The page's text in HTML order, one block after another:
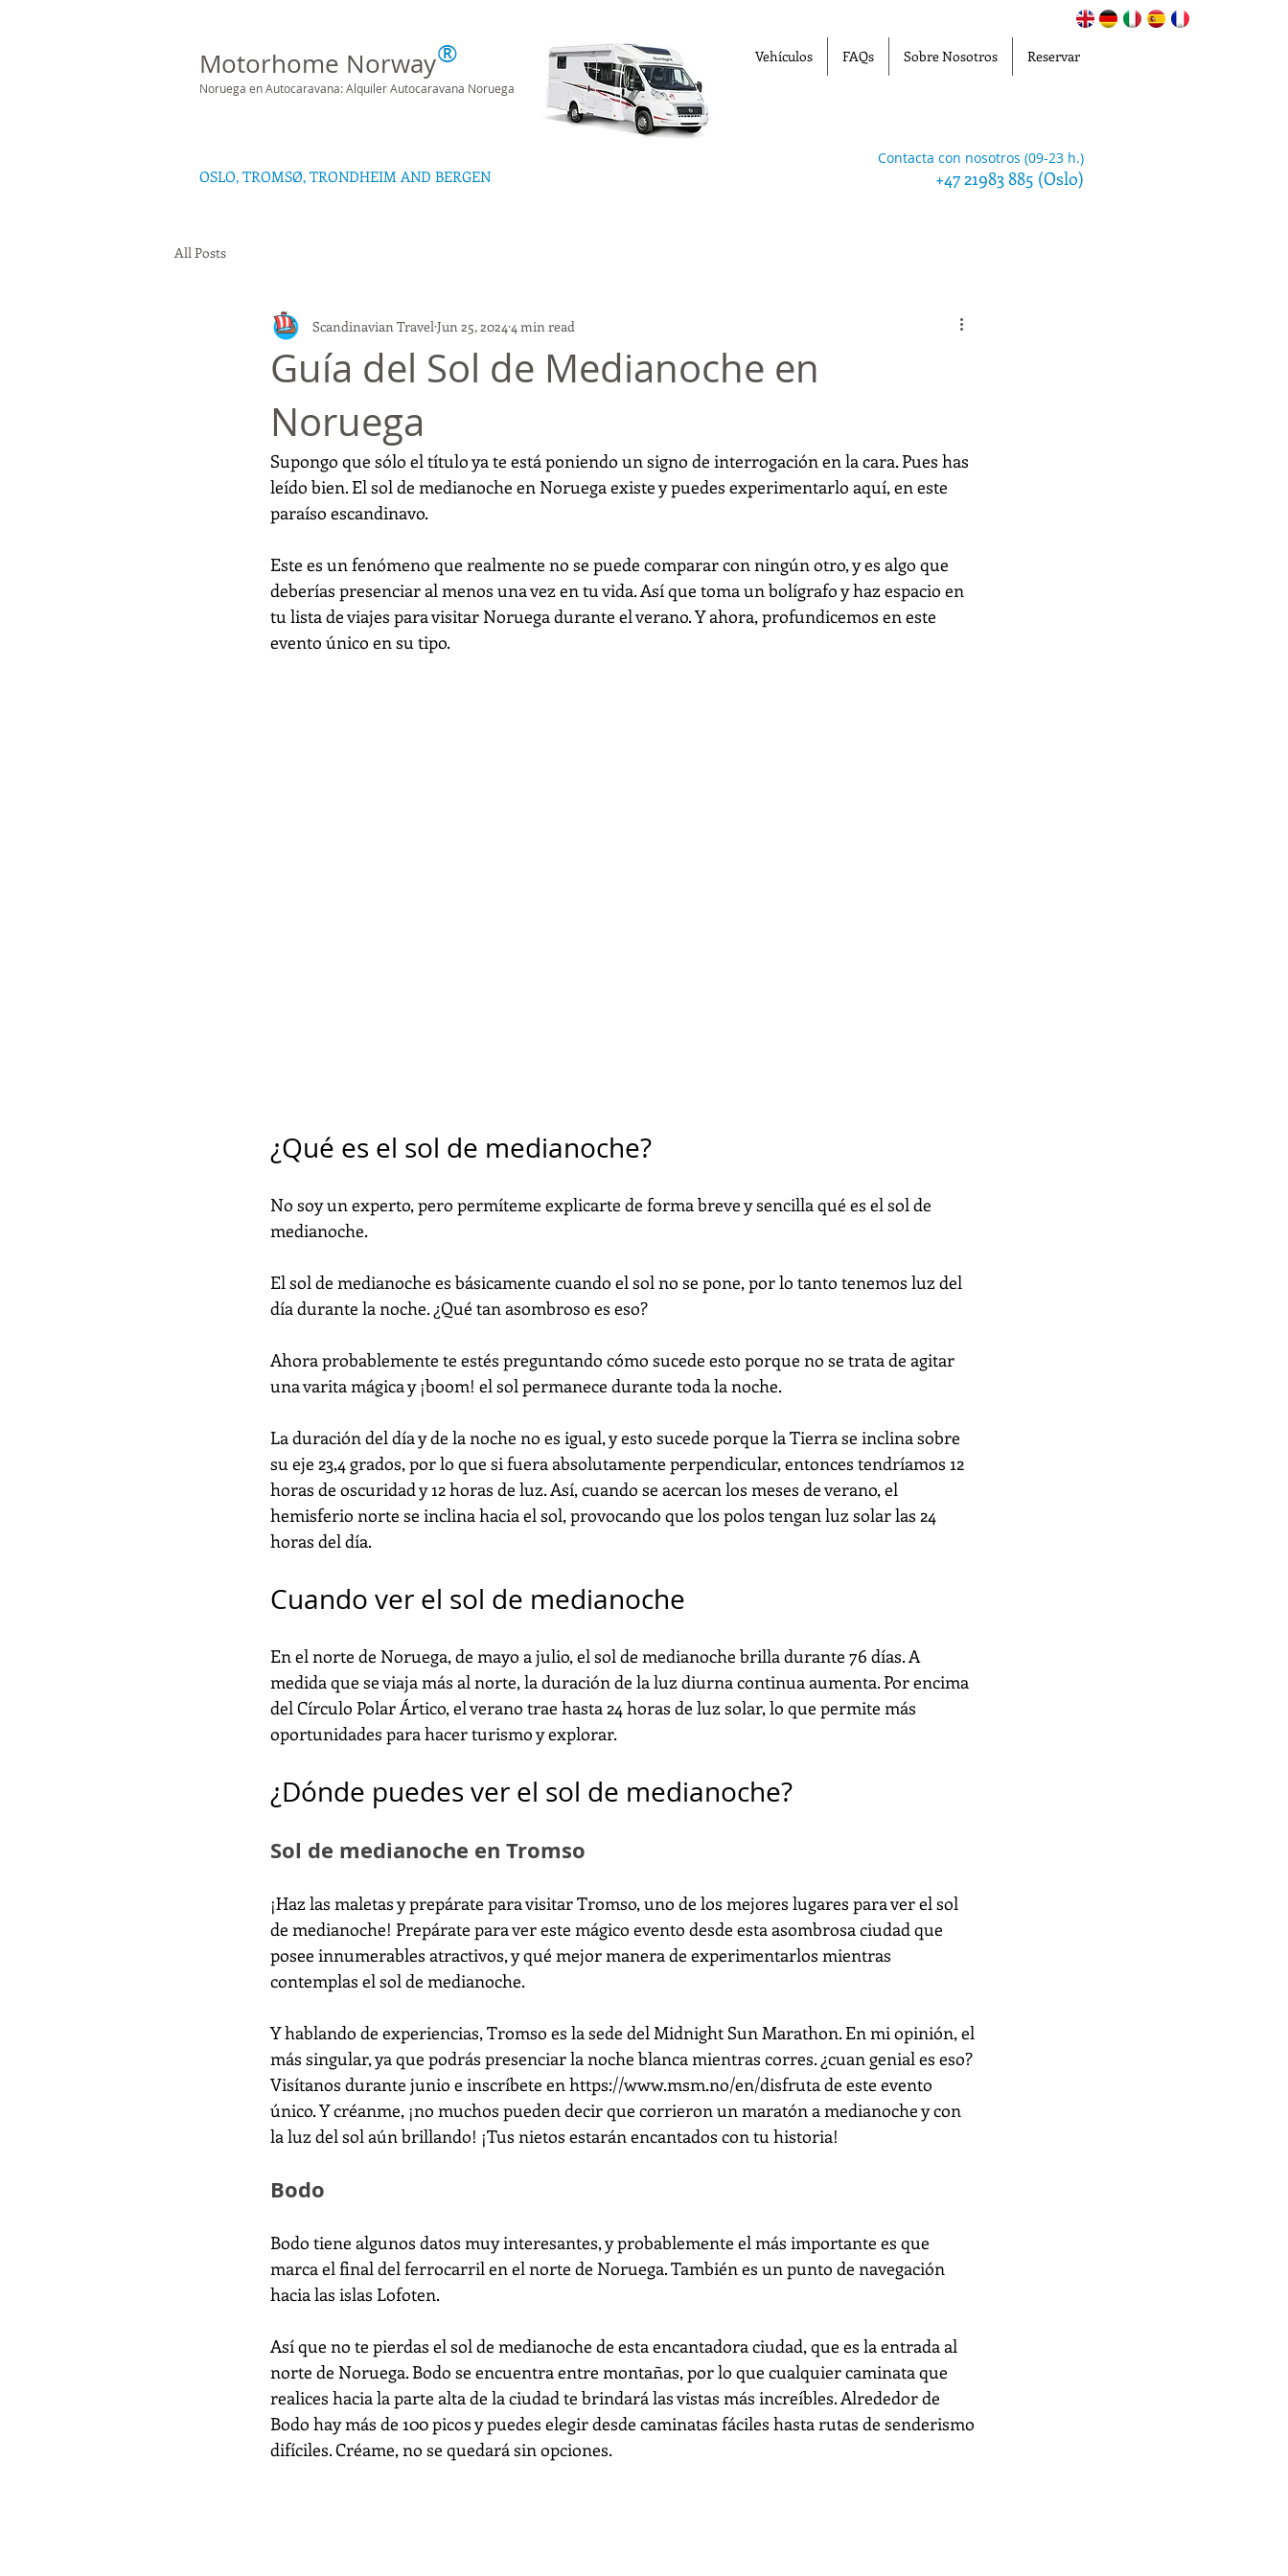
Vehículos FAQs Sobre Nosotros Reservar
Contacta con nosotros (09-23 h.)
+47 21983 885 (Oslo)
OSLO, TROMSØ, TRONDHEIM AND BERGEN
Motorhome Norway®
Noruega en Autocaravana: Alquiler Autocaravana Noruega
All Posts
Guía del Sol de Medianoche en
Noruega
Scandinavian Travel Jun 25, 2024 4 min read
Supongo que sólo el título ya te está poniendo un signo de interrogación en la cara. Pues has
leído bien. El sol de medianoche en Noruega existe y puedes experimentarlo aquí, en este
paraíso escandinavo.
Este es un fenómeno que realmente no se puede comparar con ningún otro, y es algo que
deberías presenciar al menos una vez en tu vida. Así que toma un bolígrafo y haz espacio en
tu lista de viajes para visitar Noruega durante el verano. Y ahora, profundicemos en este
evento único en su tipo.
¿Qué es el sol de medianoche?
No soy un experto, pero permíteme explicarte de forma breve y sencilla qué es el sol de
medianoche.
El sol de medianoche es básicamente cuando el sol no se pone, por lo tanto tenemos luz del
día durante la noche. ¿Qué tan asombroso es eso?
Ahora probablemente te estés preguntando cómo sucede esto porque no se trata de agitar
una varita mágica y ¡boom! el sol permanece durante toda la noche.
La duración del día y de la noche no es igual, y esto sucede porque la Tierra se inclina sobre
su eje 23,4 grados, por lo que si fuera absolutamente perpendicular, entonces tendríamos 12
horas de oscuridad y 12 horas de luz. Así, cuando se acercan los meses de verano, el
hemisferio norte se inclina hacia el sol, provocando que los polos tengan luz solar las 24
horas del día.
Cuando ver el sol de medianoche
En el norte de Noruega, de mayo a julio, el sol de medianoche brilla durante 76 días. A
medida que se viaja más al norte, la duración de la luz diurna continua aumenta. Por encima
del Círculo Polar Ártico, el verano trae hasta 24 horas de luz solar, lo que permite más
oportunidades para hacer turismo y explorar.
¿Dónde puedes ver el sol de medianoche?
Sol de medianoche en Tromso
¡Haz las maletas y prepárate para visitar Tromso, uno de los mejores lugares para ver el sol
de medianoche! Prepárate para ver este mágico evento desde esta asombrosa ciudad que
posee innumerables atractivos, y qué mejor manera de experimentarlos mientras
contemplas el sol de medianoche.
Y hablando de experiencias, Tromso es la sede del Midnight Sun Marathon. En mi opinión, el
más singular, ya que podrás presenciar la noche blanca mientras corres. ¿cuan genial es eso?
Visítanos durante junio e inscríbete en https://www.msm.no/en/disfruta de este evento
único. Y créanme, ¡no muchos pueden decir que corrieron un maratón a medianoche y con
la luz del sol aún brillando! ¡Tus nietos estarán encantados con tu historia!
Bodo
Bodo tiene algunos datos muy interesantes, y probablemente el más importante es que
marca el final del ferrocarril en el norte de Noruega. También es un punto de navegación
hacia las islas Lofoten.
Así que no te pierdas el sol de medianoche de esta encantadora ciudad, que es la entrada al
norte de Noruega. Bodo se encuentra entre montañas, por lo que cualquier caminata que
realices hacia la parte alta de la ciudad te brindará las vistas más increíbles. Alrededor de
Bodo hay más de 100 picos y puedes elegir desde caminatas fáciles hasta rutas de senderismo
difíciles. Créame, no se quedará sin opciones.